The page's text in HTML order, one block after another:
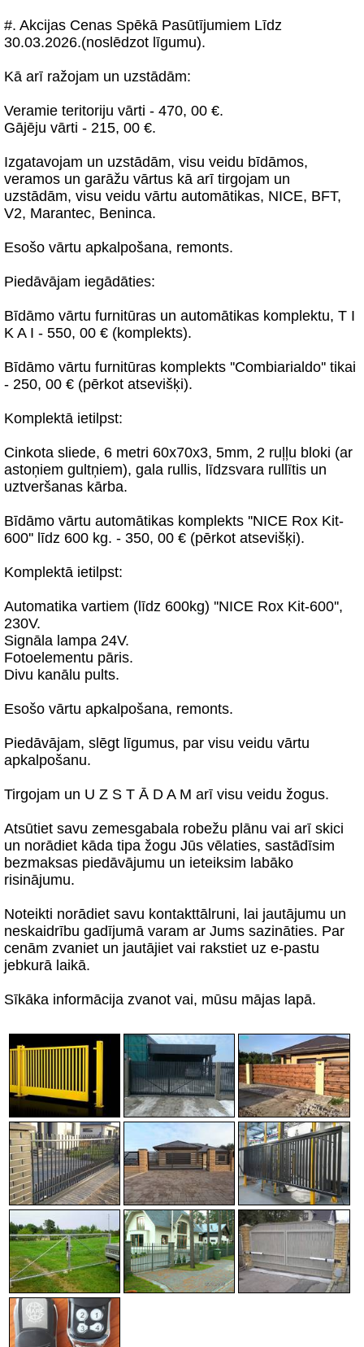
#. Akcijas Cenas Spēkā Pasūtījumiem Līdz
30.03.2026.(noslēdzot līgumu).
Kā arī ražojam un uzstādām:
Veramie teritoriju vārti - 470, 00 €.
Gājēju vārti - 215, 00 €.
Izgatavojam un uzstādām, visu veidu bīdāmos,
veramos un garāžu vārtus kā arī tirgojam un
uzstādām, visu veidu vārtu automātikas, NICE, BFT,
V2, Marantec, Beninca.
Esošo vārtu apkalpošana, remonts.
Piedāvājam iegādāties:
Bīdāmo vārtu furnitūras un automātikas komplektu, T I
K A I - 550, 00 € (komplekts).
Bīdāmo vārtu furnitūras komplekts ''Combiarialdo'' tikai
- 250, 00 € (pērkot atsevišķi).
Komplektā ietilpst:
Cinkota sliede, 6 metri 60x70x3, 5mm, 2 ruļļu bloki (ar
astoņiem gultņiem), gala rullis, līdzsvara rullītis un
uztveršanas kārba.
Bīdāmo vārtu automātikas komplekts ''NICE Rox Kit-
600'' līdz 600 kg. - 350, 00 € (pērkot atsevišķi).
Komplektā ietilpst:
Automatika vartiem (līdz 600kg) ''NICE Rox Kit-600'',
230V.
Signāla lampa 24V.
Fotoelementu pāris.
Divu kanālu pults.
Esošo vārtu apkalpošana, remonts.
Piedāvājam, slēgt līgumus, par visu veidu vārtu
apkalpošanu.
Tirgojam un U Z S T Ā D A M arī visu veidu žogus.
Atsūtiet savu zemesgabala robežu plānu vai arī skici
un norādiet kāda tipa žogu Jūs vēlaties, sastādīsim
bezmaksas piedāvājumu un ieteiksim labāko
risinājumu.
Noteikti norādiet savu kontakttālruni, lai jautājumu un
neskaidrību gadījumā varam ar Jums sazināties. Par
cenām zvaniet un jautājiet vai rakstiet uz e-pastu
jebkurā laikā.
Sīkāka informācija zvanot vai, mūsu mājas lapā.